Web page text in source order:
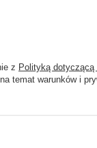
z Polityką dotyczącą
temat warunków i